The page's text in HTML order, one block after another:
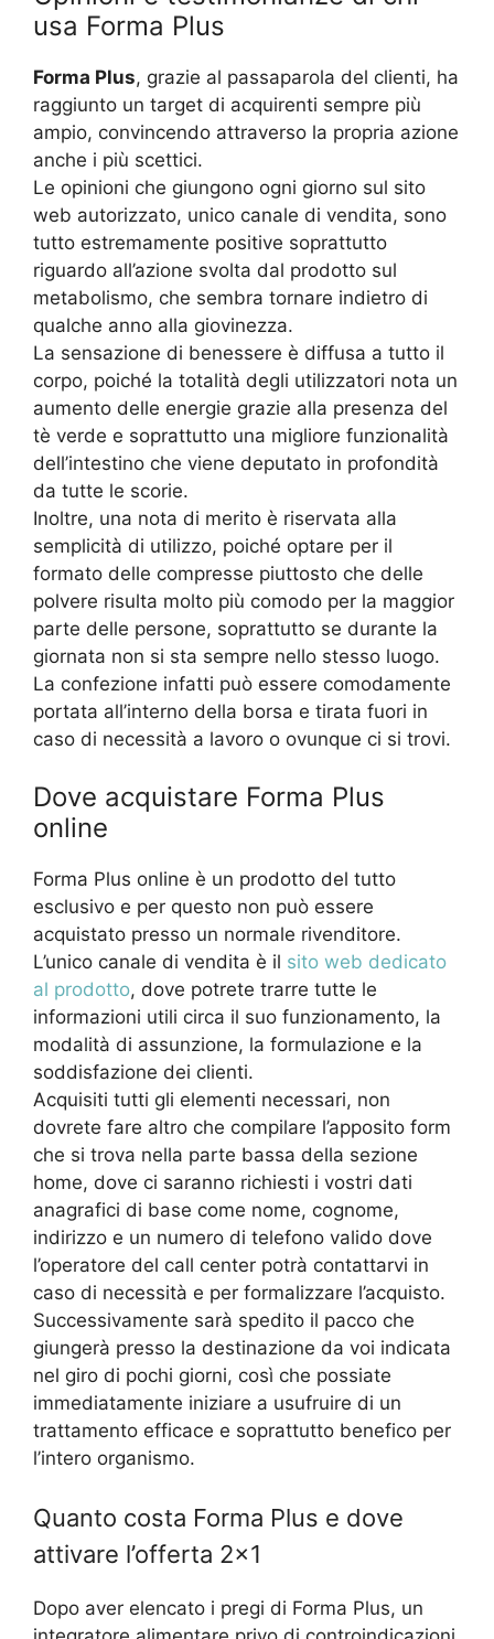
usa Forma Plus
Forma Plus, grazie al passaparola del clienti, ha
raggiunto un target di acquirenti sempre più
ampio, convincendo attraverso la propria azione
anche i più scettici.
Le opinioni che giungono ogni giorno sul sito
web autorizzato, unico canale di vendita, sono
tutto estremamente positive soprattutto
riguardo all’azione svolta dal prodotto sul
metabolismo, che sembra tornare indietro di
qualche anno alla giovinezza.
La sensazione di benessere è diffusa a tutto il
corpo, poiché la totalità degli utilizzatori nota un
aumento delle energie grazie alla presenza del
tè verde e soprattutto una migliore funzionalità
dell’intestino che viene deputato in profondità
da tutte le scorie.
Inoltre, una nota di merito è riservata alla
semplicità di utilizzo, poiché optare per il
formato delle compresse piuttosto che delle
polvere risulta molto più comodo per la maggior
parte delle persone, soprattutto se durante la
giornata non si sta sempre nello stesso luogo.
La confezione infatti può essere comodamente
portata all’interno della borsa e tirata fuori in
caso di necessità a lavoro o ovunque ci si trovi.
Dove acquistare Forma Plus
online
Forma Plus online è un prodotto del tutto
esclusivo e per questo non può essere
acquistato presso un normale rivenditore.
L’unico canale di vendita è il sito web dedicato
al prodotto, dove potrete trarre tutte le
informazioni utili circa il suo funzionamento, la
modalità di assunzione, la formulazione e la
soddisfazione dei clienti.
Acquisiti tutti gli elementi necessari, non
dovrete fare altro che compilare l’apposito form
che si trova nella parte bassa della sezione
home, dove ci saranno richiesti i vostri dati
anagrafici di base come nome, cognome,
indirizzo e un numero di telefono valido dove
l’operatore del call center potrà contattarvi in
caso di necessità e per formalizzare l’acquisto.
Successivamente sarà spedito il pacco che
giungerà presso la destinazione da voi indicata
nel giro di pochi giorni, così che possiate
immediatamente iniziare a usufruire di un
trattamento efficace e soprattutto benefico per
l’intero organismo.
Quanto costa Forma Plus e dove
attivare l’offerta 2×1
Dopo aver elencato i pregi di Forma Plus, un